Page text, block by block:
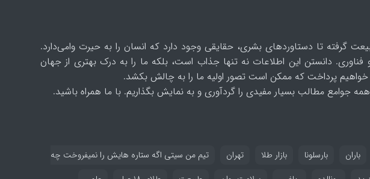
گرفته تا دستاوردهای بشری، حقایقی وجود دارد که انسان را به حیرت وامی‌دارد.
دانستن این اطلاعات نه تنها جذاب است، بلکه ما را به درک بهتری از جهان
پرداخت که ممکن است تصور اولیه ما را به چالش بکشد.
جوامع مطالب بسیار مفیدی را گردآوری و به نمایش بگذاریم. با ما همراه باشید.
باران بارسلونا بازار طلا تهران
تیم من سیتی اگه ستاره هایش را نمیفروخت چه